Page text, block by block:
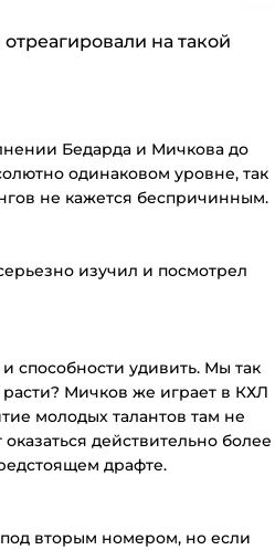
на такой
Бедарда и Мичкова до
одинаковом уровне, так
не кажется беспричинным.
изучил и посмотрел
способности удивить. Мы так
Мичков же играет в КХЛ
молодых талантов там не
действительно более
драфте.
вторым номером, но если